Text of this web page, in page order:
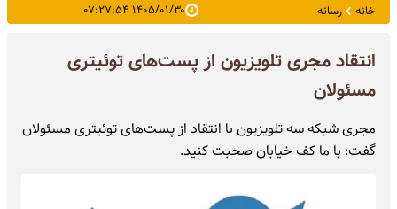
خانه رسانه ۱۴۰۵/۰۱/۳۰ ۰۷:۲۷:۵۴
انتقاد مجری تلویزیون از پست‌های توئیتری
مسئولان
مجری شبکه سه تلویزیون با انتقاد از پست‌های توئیتری مسئولان
گفت: با ما کف خیابان صحبت کنید.